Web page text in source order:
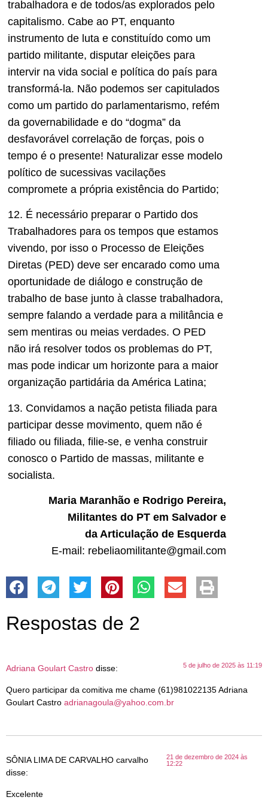
trabalhadora e de todos/as explorados pelo
capitalismo. Cabe ao PT, enquanto
instrumento de luta e constituído como um
partido militante, disputar eleições para
intervir na vida social e política do país para
transformá-la. Não podemos ser capitulados
como um partido do parlamentarismo, refém
da governabilidade e do “dogma” da
desfavorável correlação de forças, pois o
tempo é o presente! Naturalizar esse modelo
político de sucessivas vacilações
compromete a própria existência do Partido;
12. É necessário preparar o Partido dos
Trabalhadores para os tempos que estamos
vivendo, por isso o Processo de Eleições
Diretas (PED) deve ser encarado como uma
oportunidade de diálogo e construção de
trabalho de base junto à classe trabalhadora,
sempre falando a verdade para a militância e
sem mentiras ou meias verdades. O PED
não irá resolver todos os problemas do PT,
mas pode indicar um horizonte para a maior
organização partidária da América Latina;
13. Convidamos a nação petista filiada para
participar desse movimento, quem não é
filiado ou filiada, filie-se, e venha construir
conosco o Partido de massas, militante e
socialista.
Maria Maranhão e Rodrigo Pereira,
Militantes do PT em Salvador e
da Articulação de Esquerda
E-mail: rebeliaomilitante@gmail.com
Respostas de 2
Adriana Goulart Castro disse: 5 de julho de 2025 às 11:19
Quero participar da comitiva me chame (61)981022135 Adriana
Goulart Castro adrianagoula@yahoo.com.br
SÔNIA LIMA DE CARVALHO carvalho
disse:
21 de dezembro de 2024 às
12:22
Excelente